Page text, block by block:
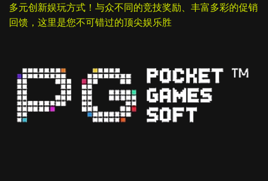
多元创新娱玩方式！与众不同的竞技奖励、丰富多彩的促销
回馈，这里是您不可错过的顶尖娱乐胜